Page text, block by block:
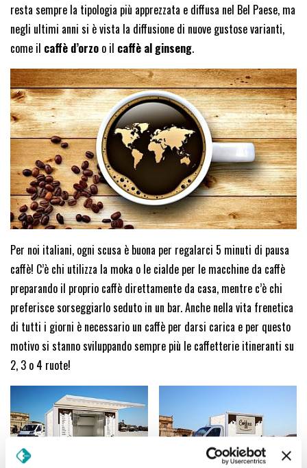
resta sempre la tipologia più apprezzata e diffusa nel Bel Paese, ma
negli ultimi anni si è vista la diffusione di nuove gustose varianti,
come il caffè d’orzo o il caffè al ginseng.
Per noi italiani, ogni scusa è buona per regalarci 5 minuti di pausa
caffè! C’è chi utilizza la moka o le cialde per le macchine da caffè
preparando il proprio caffè direttamente da casa, mentre c’è chi
preferisce sorseggiarlo seduto in un bar. Anche nella vita frenetica
di tutti i giorni è necessario un caffè per darsi carica e per questo
motivo si stanno sviluppando sempre più le caffetterie itineranti su
2, 3 o 4 ruote!